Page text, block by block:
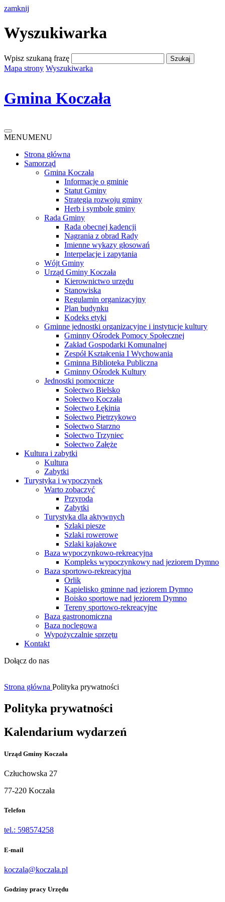
zamknij
Wyszukiwarka
Wpisz szukaną frazę
Mapa strony Wyszukiwarka
Gmina Koczała
MENUMENU
Strona główna
Samorząd
Gmina Koczała
Informacje o gminie
Statut Gminy
Strategia rozwoju gminy
Herb i symbole gminy
Rada Gminy
Rada obecnej kadencji
Nagrania z obrad Rady
Imienne wykazy głosowań
Interpelacje i zapytania
Wójt Gminy
Urząd Gminy Koczała
Kierownictwo urzędu
Stanowiska
Regulamin organizacyjny
Plan budynku
Kodeks etyki
Gminne jednostki organizacyjne i instytucje kultury
Gminny Ośrodek Pomocy Społecznej
Zakład Gospodarki Komunalnej
Zespół Kształcenia I Wychowania
Gminna Biblioteka Publiczna
Gminny Ośrodek Kultury
Jednostki pomocnicze
Sołectwo Bielsko
Sołectwo Koczała
Sołectwo Łękinia
Sołectwo Pietrzykowo
Sołectwo Starzno
Sołectwo Trzyniec
Sołectwo Załęże
Kultura i zabytki
Kultura
Zabytki
Turystyka i wypoczynek
Warto zobaczyć
Przyroda
Zabytki
Turystyka dla aktywnych
Szlaki piesze
Szlaki rowerowe
Szlaki kajakowe
Baza wypoczynkowo-rekreacyjna
Kompleks wypoczynkowy nad jeziorem Dymno
Baza sportowo-rekreacyjna
Orlik
Kąpielisko gminne nad jeziorem Dymno
Boisko sportowe nad jeziorem Dymno
Tereny sportowo-rekreacyjne
Baza gastronomiczna
Baza noclegowa
Wypożyczalnie sprzętu
Kontakt
Dołącz do nas
Strona główna Polityka prywatności
Polityka prywatności
Kalendarium wydarzeń
Urząd Gminy Koczała
Człuchowska 27
77-220 Koczała
Telefon
tel.: 598574258
E-mail
koczala@koczala.pl
Godziny pracy Urzędu